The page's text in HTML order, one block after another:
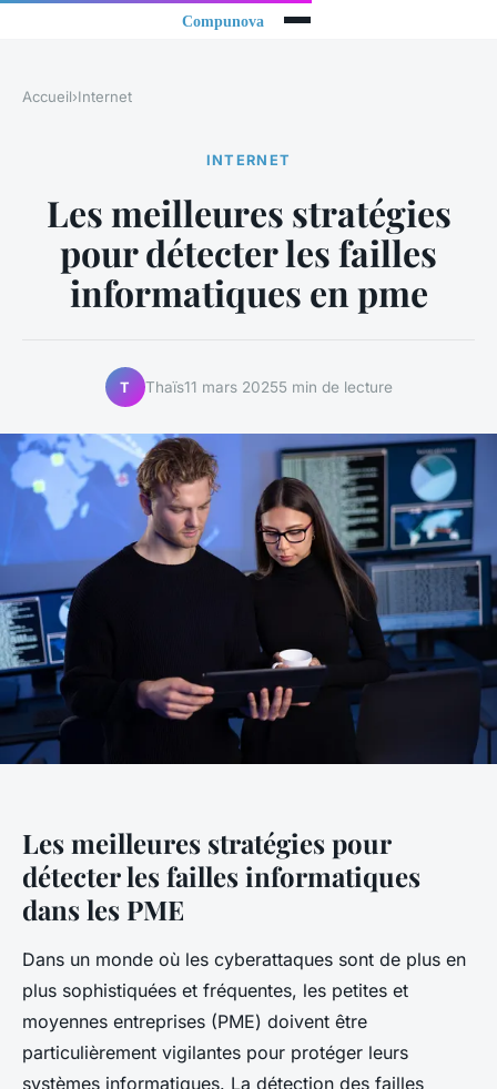
Accueil›Internet
INTERNET
Les meilleures stratégies
pour détecter les failles
informatiques en pme
T Thaïs11 mars 20255 min de lecture
Les meilleures stratégies pour
détecter les failles informatiques
dans les PME
Dans un monde où les cyberattaques sont de plus en
plus sophistiquées et fréquentes, les petites et
moyennes entreprises (PME) doivent être
particulièrement vigilantes pour protéger leurs
systèmes informatiques. La détection des failles